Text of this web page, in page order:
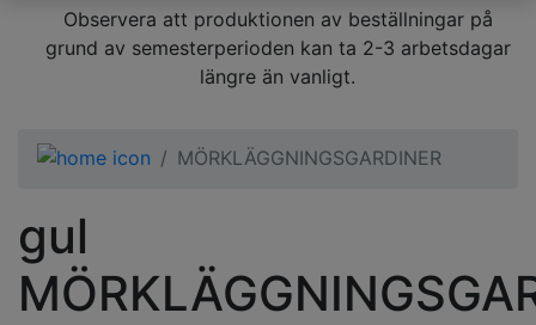
Observera att produktionen av beställningar på
grund av semesterperioden kan ta 2-3 arbetsdagar
längre än vanligt.
MÖRKLÄGGNINGSGARDINER
gul